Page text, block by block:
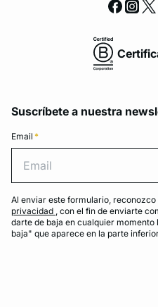
Suscríbete a nuestra
Email *
Al enviar este formulario,
privacidad , con el fin de enviarte
darte de baja en cualquier
baja" que aparece en la parte